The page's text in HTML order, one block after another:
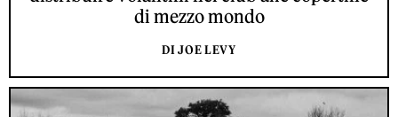
di mezzo mondo
DI JOE LEVY